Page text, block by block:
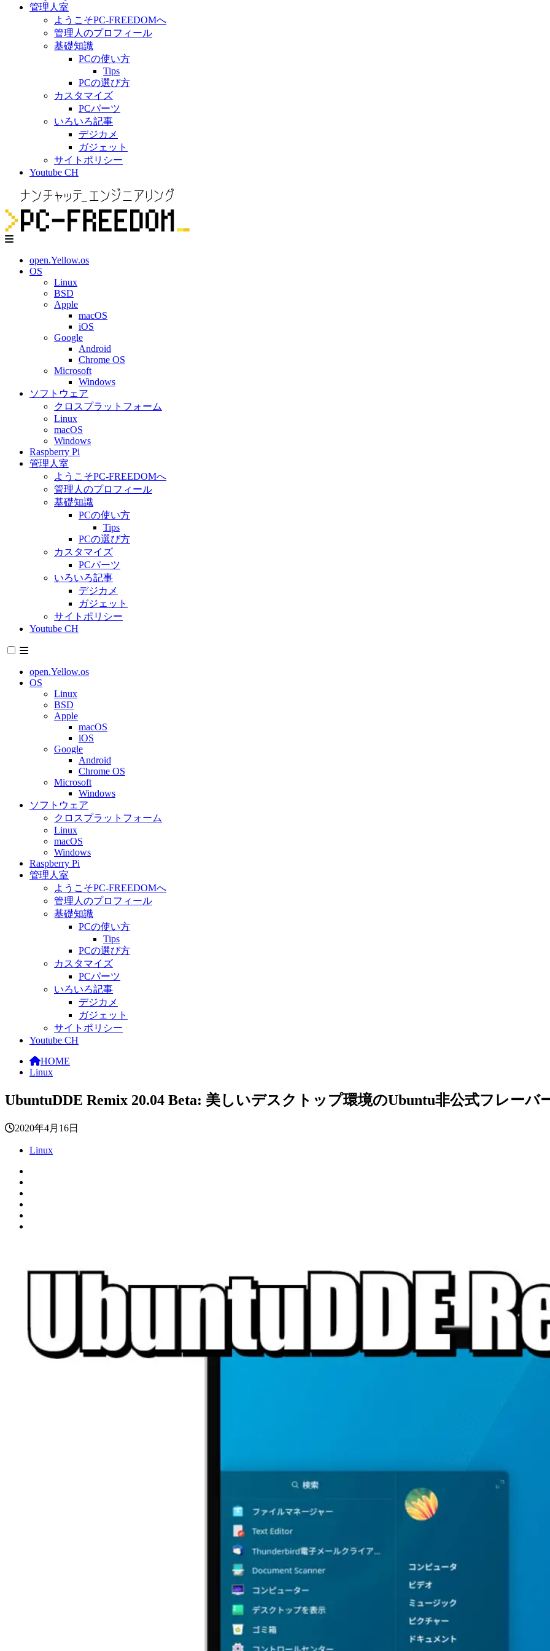
管理人室
ようこそPC-FREEDOMへ
管理人のプロフィール
基礎知識
PCの使い方
Tips
PCの選び方
カスタマイズ
PCパーツ
いろいろ記事
デジカメ
ガジェット
サイトポリシー
Youtube CH
open.Yellow.os
OS
Linux
BSD
Apple
macOS
iOS
Google
Android
Chrome OS
Microsoft
Windows
ソフトウェア
クロスプラットフォーム
Linux
macOS
Windows
Raspberry Pi
管理人室
ようこそPC-FREEDOMへ
管理人のプロフィール
基礎知識
PCの使い方
Tips
PCの選び方
カスタマイズ
PCパーツ
いろいろ記事
デジカメ
ガジェット
サイトポリシー
Youtube CH
open.Yellow.os
OS
Linux
BSD
Apple
macOS
iOS
Google
Android
Chrome OS
Microsoft
Windows
ソフトウェア
クロスプラットフォーム
Linux
macOS
Windows
Raspberry Pi
管理人室
ようこそPC-FREEDOMへ
管理人のプロフィール
基礎知識
PCの使い方
Tips
PCの選び方
カスタマイズ
PCパーツ
いろいろ記事
デジカメ
ガジェット
サイトポリシー
Youtube CH
HOME
Linux
UbuntuDDE Remix 20.04 Beta: 美しいデスクトップ環境のUbuntu非公式フレーバ
2020年4月16日
Linux